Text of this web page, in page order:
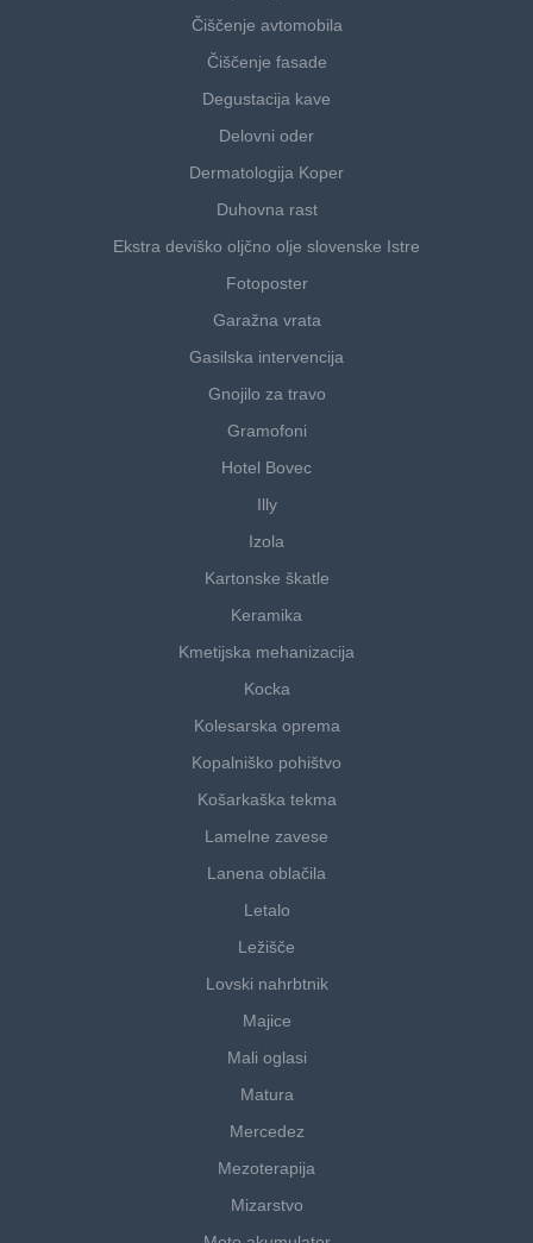
Čiščenje avtomobila
Čiščenje fasade
Degustacija kave
Delovni oder
Dermatologija Koper
Duhovna rast
Ekstra deviško oljčno olje slovenske Istre
Fotoposter
Garažna vrata
Gasilska intervencija
Gnojilo za travo
Gramofoni
Hotel Bovec
Illy
Izola
Kartonske škatle
Keramika
Kmetijska mehanizacija
Kocka
Kolesarska oprema
Kopalniško pohištvo
Košarkaška tekma
Lamelne zavese
Lanena oblačila
Letalo
Ležišče
Lovski nahrbtnik
Majice
Mali oglasi
Matura
Mercedez
Mezoterapija
Mizarstvo